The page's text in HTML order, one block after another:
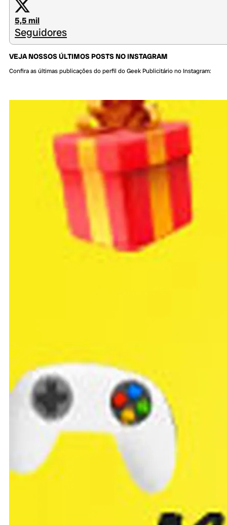
5,5 mil
Seguidores
VEJA NOSSOS ÚLTIMOS POSTS NO INSTAGRAM
Confira as últimas publicações do perfil do Geek Publicitário no Instagram: